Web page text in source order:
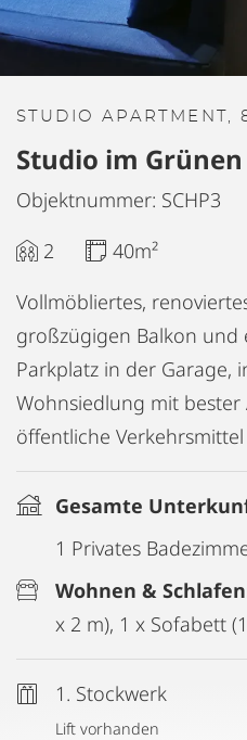
STUDIO APARTMENT,
Studio im
Objektnummer: SCHP3
2
40m²
Vollmöbliertes,
großzügigen Balkon und
Parkplatz in der Garage,
Wohnsiedlung mit
öffentliche Verkehrsmittel
Gesamte
1 Privates
Wohnen &
x 2 m), 1 x Sofabett
1. Stockwerk
Lift vorhanden